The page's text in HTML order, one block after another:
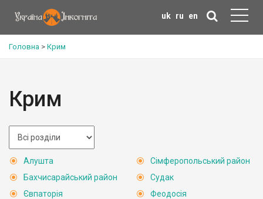
uk ru en
Головна > Крим
Крим
Алушта
Бахчисарайський район
Євпаторія
Сімферопольський район
Судак
Феодосія